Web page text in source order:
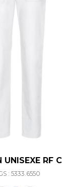
UNISEXE RF
: 5333.6550